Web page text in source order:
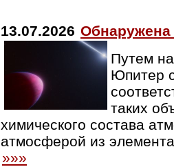
13.07.2026 Обнаружена
Путем
Юпитер
таких
химического состава
атмосферой из
»»»